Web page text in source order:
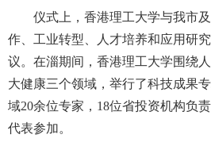
仪式上，香港理工大学与我市及
作、工业转型、人才培养和应用研
议。在淄期间，香港理工大学围绕
大健康三个领域，举行了科技成果
域20余位专家，18位省投资机构负
代表参加。